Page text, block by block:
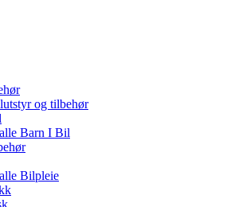
og tilbehør
Barn I Bil
Bilpleie